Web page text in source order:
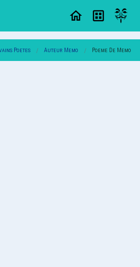
Poetes Auteur Memo Poeme De Memo